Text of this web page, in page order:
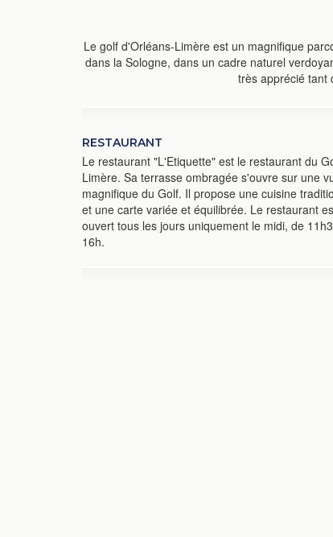
Le golf d'Orléans-Limère est un magnifique
dans la Sologne, dans un cadre naturel
très apprécié tant
RESTAURANT
Le restaurant "L'Etiquette" est le restaurant du
Limère. Sa terrasse ombragée s'ouvre sur une
magnifique du Golf. Il propose une cuisine
et une carte variée et équilibrée. Le restaurant
ouvert tous les jours uniquement le midi, de
16h.